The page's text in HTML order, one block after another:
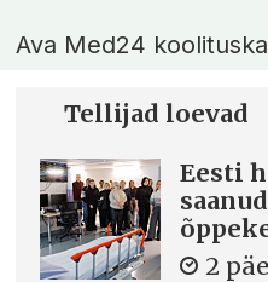
Ava Med24
Tellijad loevad
Eesti
2